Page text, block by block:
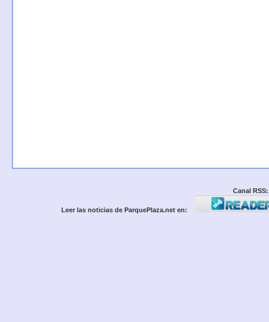
Canal RSS:
Leer las noticias de ParquePlaza.net en: